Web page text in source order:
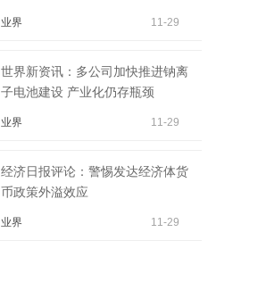
业界 11-29
世界新资讯：多公司加快推进钠离
子电池建设 产业化仍存瓶颈
业界 11-29
经济日报评论：警惕发达经济体货
币政策外溢效应
业界 11-29